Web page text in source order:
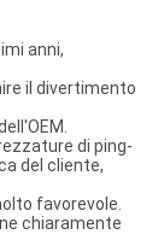
anni,
il divertimento
di ping-
del cliente,
favorevole.
chiaramente